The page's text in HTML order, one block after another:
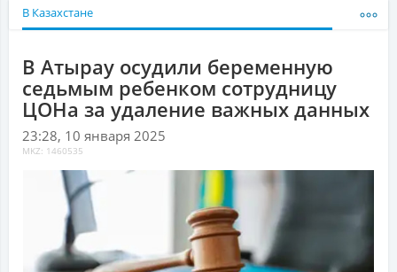
В Казахстане
В Атырау осудили беременную
седьмым ребенком сотрудницу
ЦОНа за удаление важных данных
23:28, 10 января 2025
MKZ: 1460535